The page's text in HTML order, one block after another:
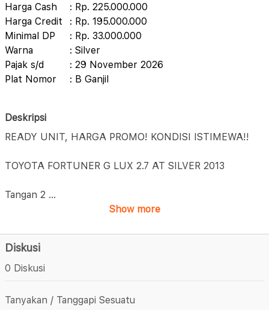
Harga Cash
: Rp. 225.000.000
Harga Credit
: Rp. 195.000.000
Minimal DP
: Rp. 33.000.000
Warna
: Silver
Pajak s/d
: 29 November 2026
Plat Nomor
: B Ganjil
Deskripsi
READY UNIT, HARGA PROMO! KONDISI ISTIMEWA!!
TOYOTA FORTUNER G LUX 2.7 AT SILVER 2013
Tangan 2 ...
Show more
Diskusi
0 Diskusi
Tanyakan / Tanggapi Sesuatu